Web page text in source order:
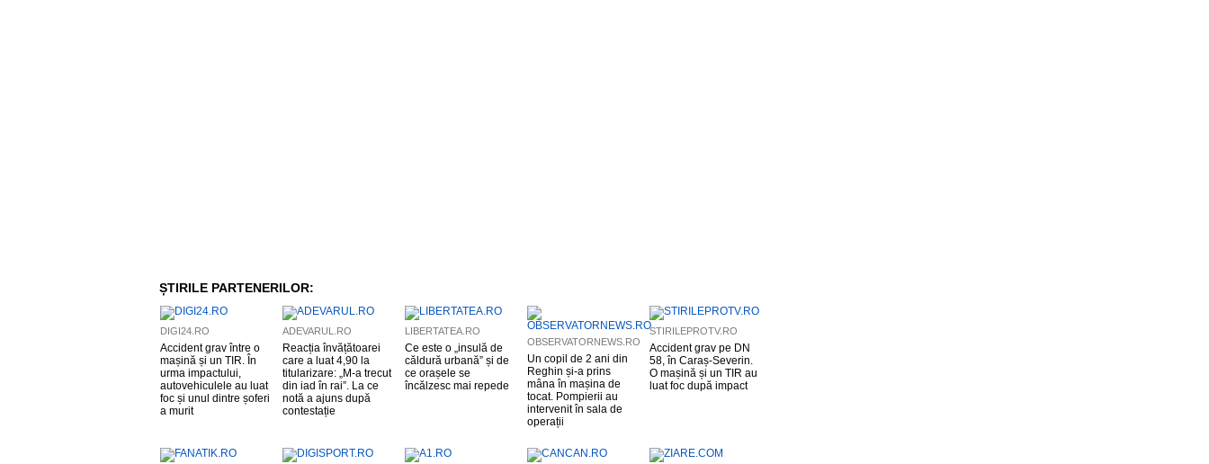
ȘTIRILE PARTENERILOR:
DIGI24.RO
Accident grav între o
mașină și un TIR. În
urma impactului,
autovehiculele au luat
foc și unul dintre șoferi
a murit
ADEVARUL.RO
Reacția învățătoarei
care a luat 4,90 la
titularizare: „M-a trecut
din iad în rai”. La ce
notă a ajuns după
contestație
LIBERTATEA.RO
Ce este o „insulă de
căldură urbană” și de
ce orașele se
încălzesc mai repede
OBSERVATORNEWS.RO
Un copil de 2 ani din
Reghin și-a prins
mâna în mașina de
tocat. Pompierii au
intervenit în sala de
operații
STIRILEPROTV.RO
Accident grav pe DN
58, în Caraș-Severin.
O mașină și un TIR au
luat foc după impact